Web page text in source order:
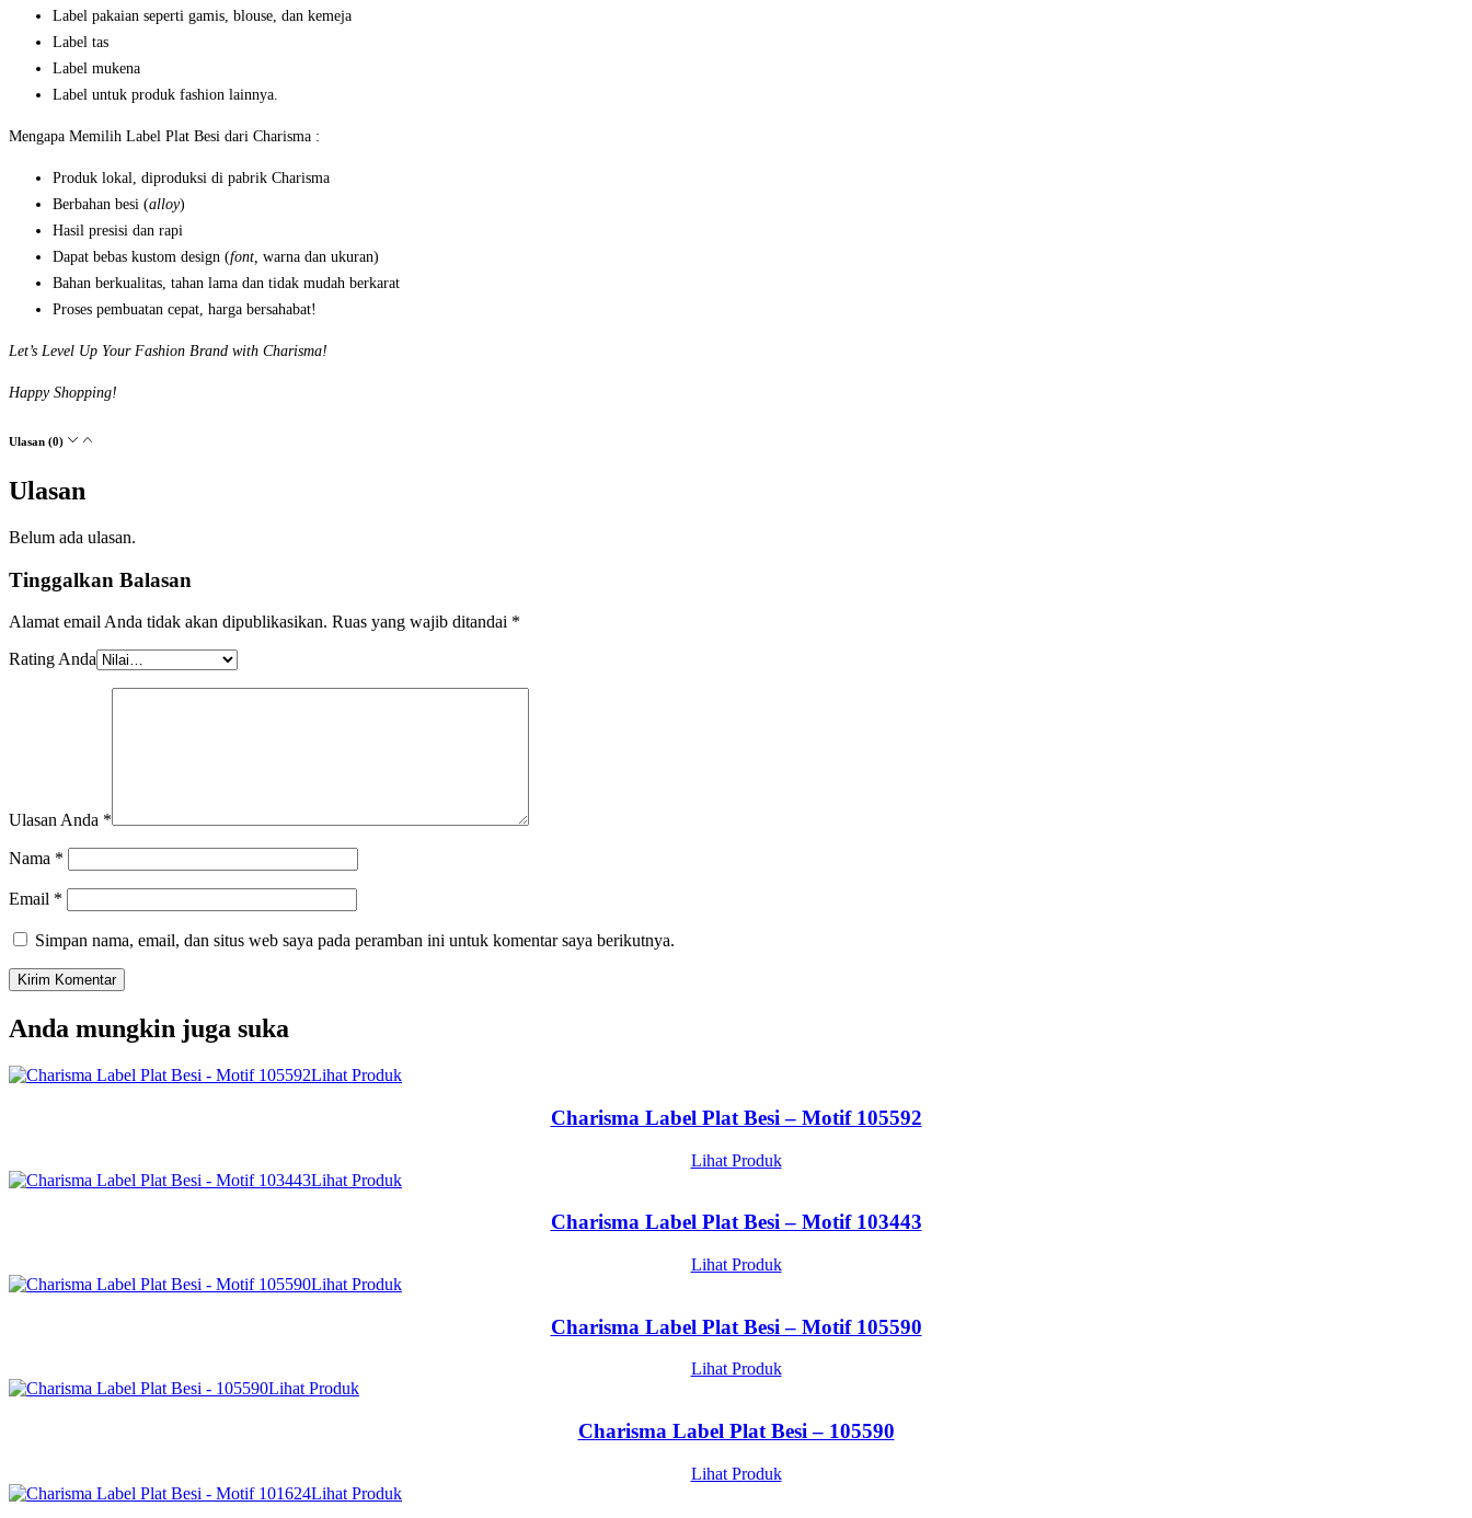
Label pakaian seperti gamis, blouse, dan kemeja
Label tas
Label mukena
Label untuk produk fashion lainnya.
Mengapa Memilih Label Plat Besi dari Charisma :
Produk lokal, diproduksi di pabrik Charisma
Berbahan besi (alloy)
Hasil presisi dan rapi
Dapat bebas kustom design (font, warna dan ukuran)
Bahan berkualitas, tahan lama dan tidak mudah berkarat
Proses pembuatan cepat, harga bersahabat!
Let’s Level Up Your Fashion Brand with Charisma!
Happy Shopping!
Ulasan (0)
Ulasan
Belum ada ulasan.
Tinggalkan Balasan
Alamat email Anda tidak akan dipublikasikan. Ruas yang wajib ditandai *
Rating Anda
Ulasan Anda *
Nama *
Email *
Simpan nama, email, dan situs web saya pada peramban ini untuk komentar saya berikutnya.
Anda mungkin juga suka
Lihat Produk
Charisma Label Plat Besi – Motif 105592
Lihat Produk
Lihat Produk
Charisma Label Plat Besi – Motif 103443
Lihat Produk
Lihat Produk
Charisma Label Plat Besi – Motif 105590
Lihat Produk
Lihat Produk
Charisma Label Plat Besi – 105590
Lihat Produk
Lihat Produk